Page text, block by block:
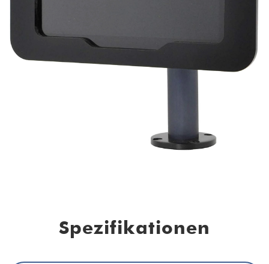
Spezifikationen